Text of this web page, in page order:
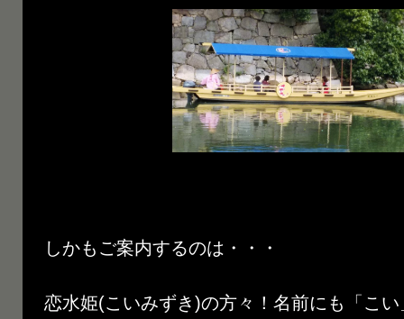
しかもご案内するのは・・・
恋水姫(こいみずき)の方々！名前にも「こ